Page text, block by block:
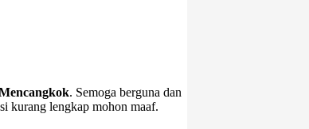
. Semoga berguna dan
kurang lengkap mohon maaf.